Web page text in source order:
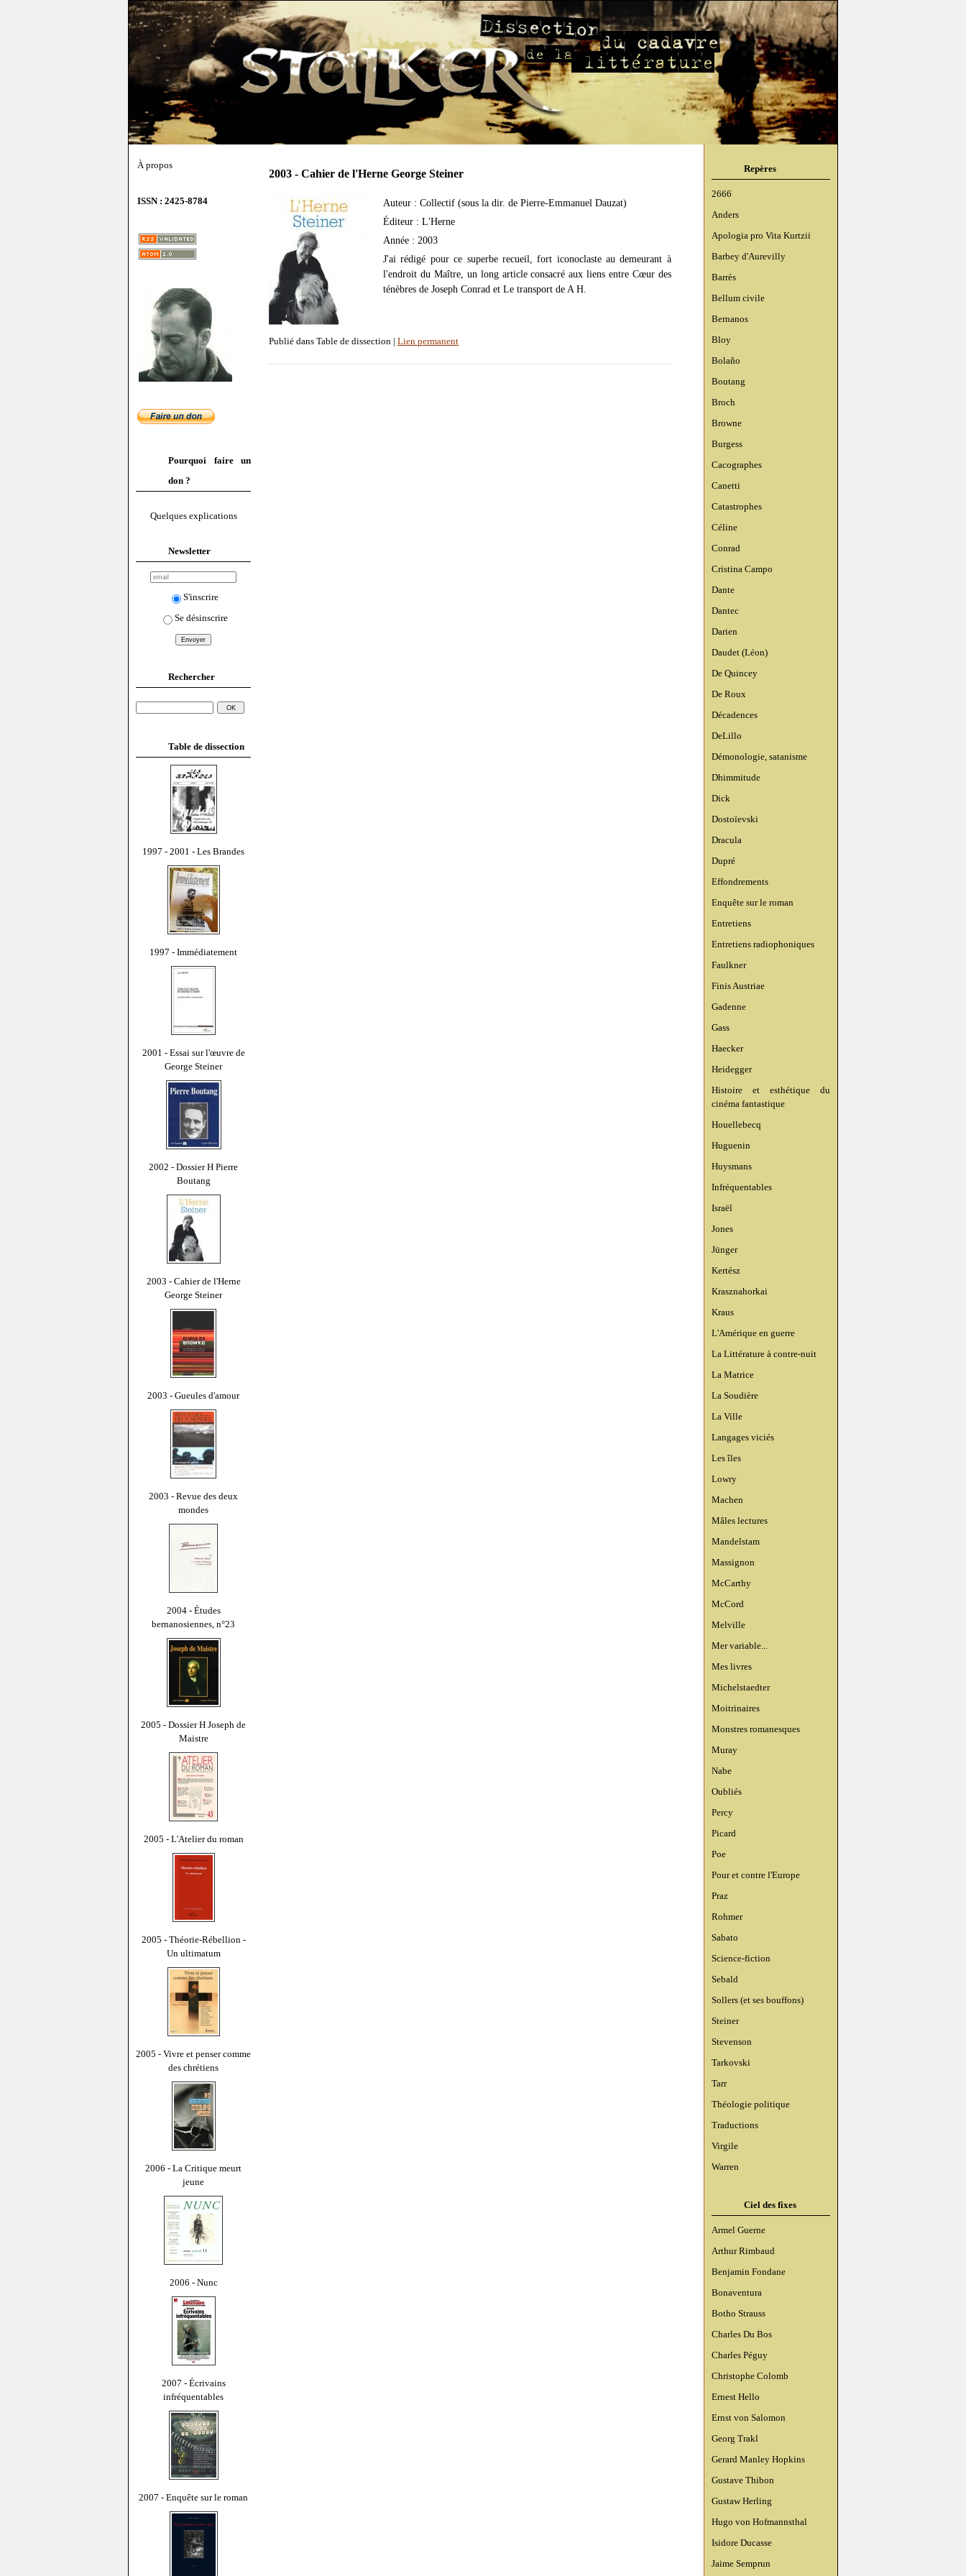
À propos
ISSN : 2425-8784
Pourquoi faire un
don ?
Quelques explications
Newsletter
S'inscrire
Se désinscrire
Rechercher
Table de dissection
1997 - 2001 - Les Brandes
1997 - Immédiatement
2001 - Essai sur l'œuvre de
George Steiner
2002 - Dossier H Pierre
Boutang
2003 - Cahier de l'Herne
George Steiner
2003 - Gueules d'amour
2003 - Revue des deux
mondes
2004 - Études
bernanosiennes, n°23
2005 - Dossier H Joseph de
Maistre
2005 - L'Atelier du roman
2005 - Théorie-Rébellion -
Un ultimatum
2005 - Vivre et penser comme
des chrétiens
2006 - La Critique meurt
jeune
2006 - Nunc
2007 - Écrivains
infréquentables
2007 - Enquête sur le roman
Repères
2666
Anders
Apologia pro Vita Kurtzii
Barbey d'Aurevilly
Barrès
Bellum civile
Bernanos
Bloy
Bolaño
Boutang
Broch
Browne
Burgess
Cacographes
Canetti
Catastrophes
Céline
Conrad
Cristina Campo
Dante
Dantec
Darien
Daudet (Léon)
De Quincey
De Roux
Décadences
DeLillo
Démonologie, satanisme
Dhimmitude
Dick
Dostoïevski
Dracula
Dupré
Effondrements
Enquête sur le roman
Entretiens
Entretiens radiophoniques
Faulkner
Finis Austriae
Gadenne
Gass
Haecker
Heidegger
Histoire et esthétique du
cinéma fantastique
Houellebecq
Huguenin
Huysmans
Infréquentables
Israël
Jones
Jünger
Kertész
Krasznahorkai
Kraus
L'Amérique en guerre
La Littérature à contre-nuit
La Matrice
La Soudière
La Ville
Langages viciés
Les îles
Lowry
Machen
Mâles lectures
Mandelstam
Massignon
McCarthy
McCord
Melville
Mer variable...
Mes livres
Michelstaedter
Moitrinaires
Monstres romanesques
Muray
Nabe
Oubliés
Percy
Picard
Poe
Pour et contre l'Europe
Praz
Rohmer
Sabato
Science-fiction
Sebald
Sollers (et ses bouffons)
Steiner
Stevenson
Tarkovski
Tarr
Théologie politique
Traductions
Virgile
Warren
Ciel des fixes
Armel Guerne
Arthur Rimbaud
Benjamin Fondane
Bonaventura
Botho Strauss
Charles Du Bos
Charles Péguy
Christophe Colomb
Ernest Hello
Ernst von Salomon
Georg Trakl
Gerard Manley Hopkins
Gustave Thibon
Gustaw Herling
Hugo von Hofmannsthal
Isidore Ducasse
Jaime Semprun
2003 - Cahier de l'Herne George Steiner
Auteur : Collectif (sous la dir. de Pierre-Emmanuel Dauzat)
Éditeur : L'Herne
Année : 2003
J'ai rédigé pour ce superbe recueil, fort iconoclaste au demeurant à
l'endroit du Maître, un long article consacré aux liens entre Cœur des
ténèbres de Joseph Conrad et Le transport de A H.
Publié dans Table de dissection | Lien permanent